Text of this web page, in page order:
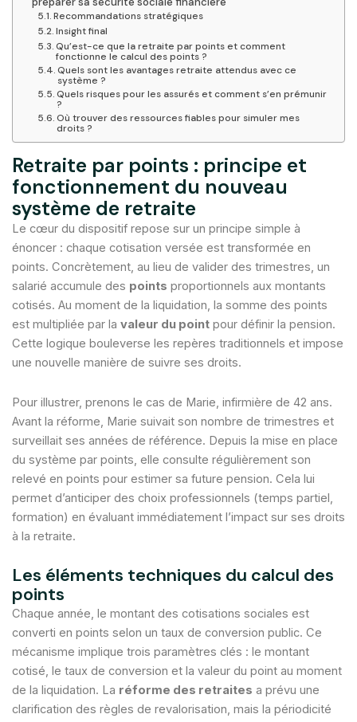
Recommandations stratégiques
Insight final
Qu’est-ce que la retraite par points et comment
fonctionne le calcul des points ?
Quels sont les avantages retraite attendus avec ce
système ?
Quels risques pour les assurés et comment s’en prémunir
?
Où trouver des ressources fiables pour simuler mes
droits ?
Retraite par points : principe et
fonctionnement du nouveau
système de retraite
Le cœur du dispositif repose sur un principe simple à
énoncer : chaque cotisation versée est transformée en
points. Concrètement, au lieu de valider des trimestres, un
salarié accumule des points proportionnels aux montants
cotisés. Au moment de la liquidation, la somme des points
est multipliée par la valeur du point pour définir la pension.
Cette logique bouleverse les repères traditionnels et impose
une nouvelle manière de suivre ses droits.
Pour illustrer, prenons le cas de Marie, infirmière de 42 ans.
Avant la réforme, Marie suivait son nombre de trimestres et
surveillait ses années de référence. Depuis la mise en place
du système par points, elle consulte régulièrement son
relevé en points pour estimer sa future pension. Cela lui
permet d’anticiper des choix professionnels (temps partiel,
formation) en évaluant immédiatement l’impact sur ses droits
à la retraite.
Les éléments techniques du calcul des
points
Chaque année, le montant des cotisations sociales est
converti en points selon un taux de conversion public. Ce
mécanisme implique trois paramètres clés : le montant
cotisé, le taux de conversion et la valeur du point au moment
de la liquidation. La réforme des retraites a prévu une
clarification des règles de revalorisation, mais la périodicité